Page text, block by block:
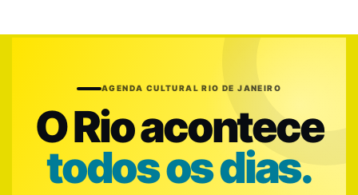
AGENDA CULTURAL RIO DE JANEIRO
O Rio acontece
todos os dias.